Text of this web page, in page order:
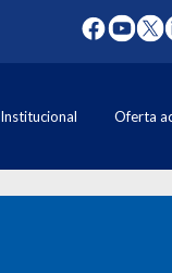
Institucional Oferta